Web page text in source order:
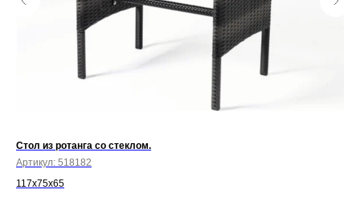
Стол из ротанга со стеклом.
Артикул: 518182
117х75х65